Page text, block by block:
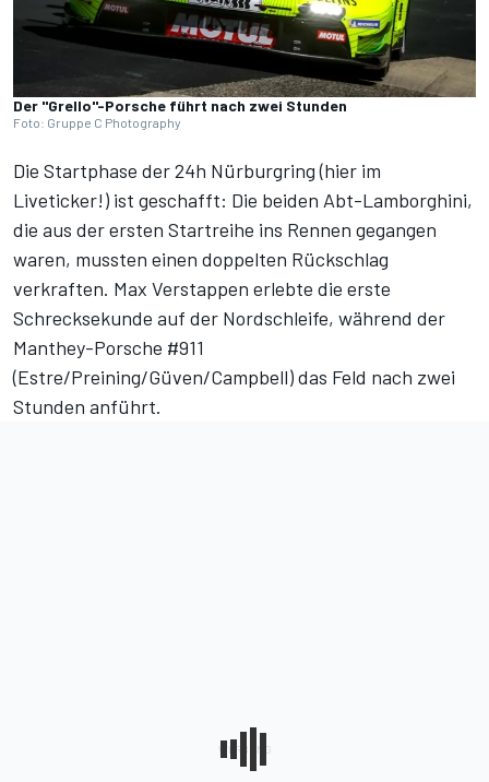
Der "Grello"-Porsche führt nach zwei Stunden
Foto: Gruppe C Photography
Die Startphase der 24h Nürburgring (hier im
Liveticker!) ist geschafft: Die beiden Abt-Lamborghini,
die aus der ersten Startreihe ins Rennen gegangen
waren, mussten einen doppelten Rückschlag
verkraften. Max Verstappen erlebte die erste
Schrecksekunde auf der Nordschleife, während der
Manthey-Porsche #911
(Estre/Preining/Güven/Campbell) das Feld nach zwei
Stunden anführt.